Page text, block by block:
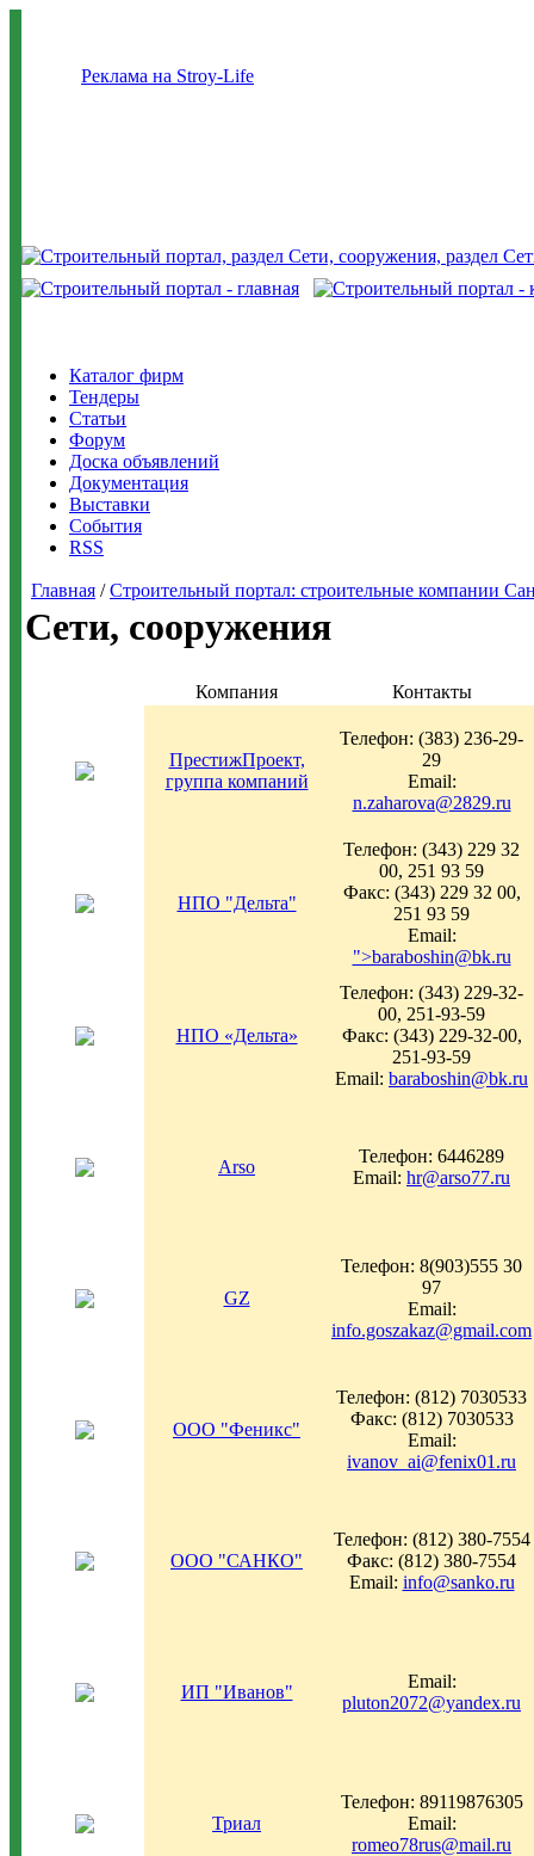
Реклама на Stroy-Life
Каталог фирм
Тендеры
Статьи
Форум
Доска объявлений
Документация
Выставки
События
RSS
Главная /Строительный портал: строительные компании
Сети, сооружения
Компания Контакты
ПрестижПроект,
группа компаний
Телефон: (383) 236-29-
29
Email:
n.zaharova@2829.ru
НПО "Дельта"
Телефон: (343) 229 32
00, 251 93 59
Факс: (343) 229 32 00,
251 93 59
Email:
">baraboshin@bk.ru
НПО «Дельта»
Телефон: (343) 229-32-
00, 251-93-59
Факс: (343) 229-32-00,
251-93-59
Email: baraboshin@bk.ru
Arso
Телефон: 6446289
Email: hr@arso77.ru
GZ
Телефон: 8(903)555 30
97
Email:
info.goszakaz@gmail.com
ООО "Феникс"
Телефон: (812) 7030533
Факс: (812) 7030533
Email:
ivanov_ai@fenix01.ru
ООО "САНКО"
Телефон: (812) 380-7554
Факс: (812) 380-7554
Email: info@sanko.ru
ИП "Иванов"
Email:
pluton2072@yandex.ru
Триал
Телефон: 89119876305
Email:
romeo78rus@mail.ru